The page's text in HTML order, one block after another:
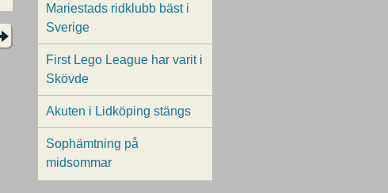
Mariestads ridklubb bäst i
Sverige
First Lego League har varit i
Skövde
Akuten i Lidköping stängs
Sophämtning på
midsommar